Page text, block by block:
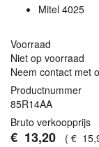
Mitel 4025
Voorraad
Niet op voorraad
Neem contact met
Productnummer
85R14AA
Bruto verkoopprijs
€ 13,20 ( € 15,